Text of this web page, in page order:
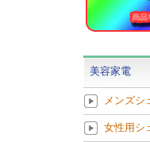
美容家電
メンズシ
女性用シ